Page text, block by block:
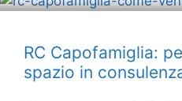
RC Capofamiglia:
spazio in